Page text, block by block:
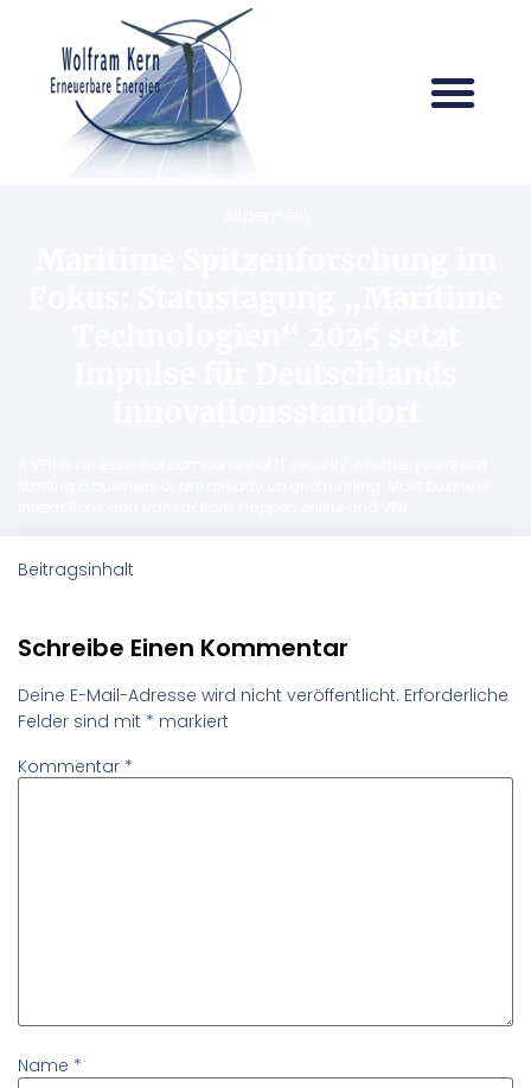
Beitragsinhalt
Schreibe Einen Kommentar
Deine E-Mail-Adresse wird nicht veröffentlicht. Erforderliche
Felder sind mit * markiert
Kommentar *
Name *